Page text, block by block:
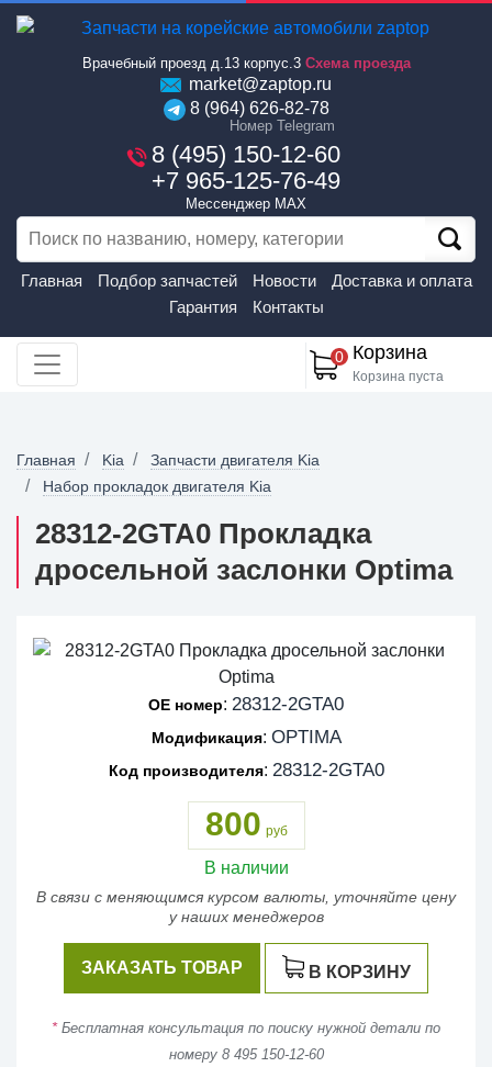
Врачебный проезд д.13 корпус.3 Схема проезда
market@zaptop.ru
8 (964) 626-82-78
Номер Telegram
8 (495) 150-12-60
+7 965-125-76-49
Мессенджер MAX
Главная Подбор запчастей Новости
Доставка и оплата
Гарантия
Контакты
0 Корзина
Корзина пуста
Главная Kia
Запчасти двигателя Kia
Набор прокладок двигателя Kia
28312-2GTA0 Прокладка
дросельной заслонки Optima
OE номер: 28312-2GTA0
Модификация: OPTIMA
Код производителя: 28312-2GTA0
800 руб
В наличии
В связи с меняющимся курсом валюты, уточняйте цену
у наших менеджеров
ЗАКАЗАТЬ ТОВАР В КОРЗИНУ
*Бесплатная консультация по поиску нужной детали по
номеру 8 495 150-12-60